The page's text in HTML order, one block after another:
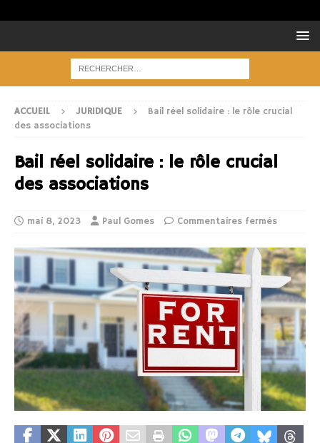
ACCUEIL JURIDIQUE
Bail réel solidaire : le rôle crucial
des associations
Bail réel solidaire : le rôle crucial
des associations
mai 8, 2023 Paul Gomes Commentaires fermés